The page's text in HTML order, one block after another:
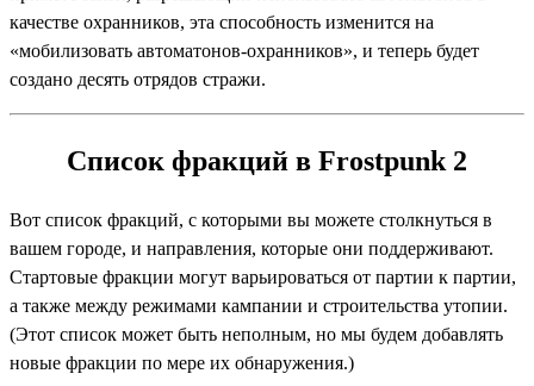
качестве охранников, эта способность изменится на
«мобилизовать автоматонов-охранников», и теперь будет
создано десять отрядов стражи.
Список фракций в Frostpunk 2
Вот список фракций, с которыми вы можете столкнуться в
вашем городе, и направления, которые они поддерживают.
Стартовые фракции могут варьироваться от партии к партии,
а также между режимами кампании и строительства утопии.
(Этот список может быть неполным, но мы будем добавлять
новые фракции по мере их обнаружения.)